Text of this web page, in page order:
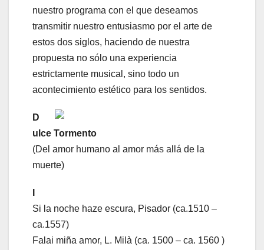
nuestro programa con el que deseamos
transmitir nuestro entusiasmo por el arte de
estos dos siglos, haciendo de nuestra
propuesta no sólo una experiencia
estrictamente musical, sino todo un
acontecimiento estético para los sentidos.
D
ulce Tormento
(Del amor humano al amor más allá de la
muerte)
Si la noche haze escura, Pisador (ca.1510 –
ca.1557)
Falai miña amor, L. Milà (ca. 1500 – ca. 1560 )